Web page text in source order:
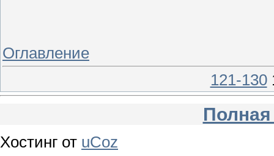
Оглавление
121-130
Полная
Хостинг от uCoz